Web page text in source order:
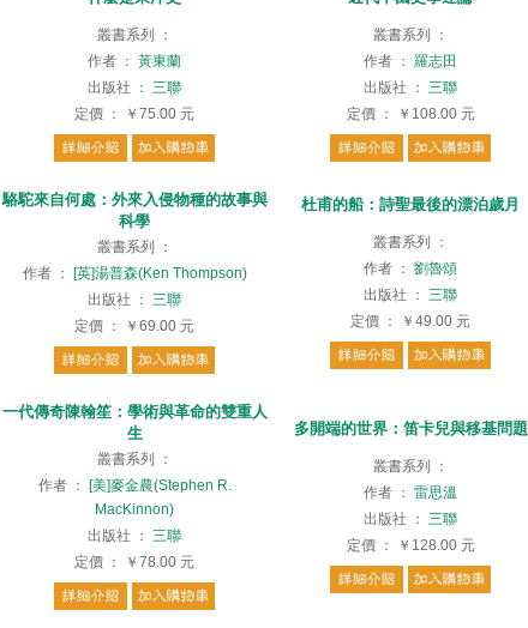
叢書系列
：
作者 ： 黃東蘭
出版社
： 三聯
定價 ： ￥75.00 元
叢書系列
：
作者 ： 羅志田
出版社
： 三聯
定價
： ￥108.00 元
駱駝來自何處：外來入侵物種的故事與
科學
叢書系列
：
作者
：
[英]湯普森(Ken Thompson)
出版社
： 三聯
定價 ： ￥69.00 元
杜甫的船：詩聖最後的漂泊歲月
叢書系列
：
作者 ： 劉魯頌
出版社
： 三聯
定價 ： ￥49.00 元
⼀代傳奇陳翰笙：學術與⾰命的雙重⼈
⽣
叢書系列
：
作者
：
[美]⿆⾦農(Stephen R.
MacKinnon)
出版社
： 三聯
定價 ： ￥78.00 元
多開端的世界：笛卡兒與移基問題
叢書系列
：
作者 ： 雷思溫
出版社
： 三聯
定價
： ￥128.00 元